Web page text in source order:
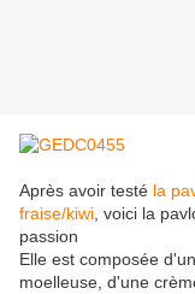
Après avoir testé la
fraise/kiwi , voici la
passion
Elle est composée
moelleuse, d'une